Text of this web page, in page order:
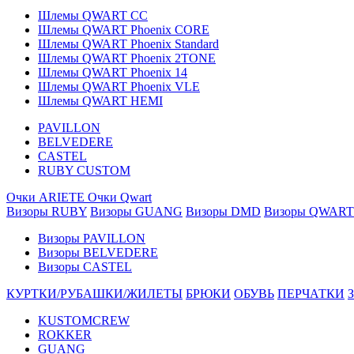
Шлемы QWART CC
Шлемы QWART Phoenix CORE
Шлемы QWART Phoenix Standard
Шлемы QWART Phoenix 2TONE
Шлемы QWART Phoenix 14
Шлемы QWART Phoenix VLE
Шлемы QWART HEMI
PAVILLON
BELVEDERE
CASTEL
RUBY CUSTOM
Очки ARIETE Очки Qwart
Визоры RUBY Визоры GUANG Визоры DMD Визоры QWART
Визоры PAVILLON
Визоры BELVEDERE
Визоры CASTEL
КУРТКИ/РУБАШКИ/ЖИЛЕТЫ БРЮКИ ОБУВЬ ПЕРЧАТКИ
KUSTOMCREW
ROKKER
GUANG